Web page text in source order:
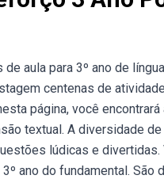
aula para 3º ano de
centenas de
página, você
textual. A diversidade
lúdicas e
ano do fundamental.